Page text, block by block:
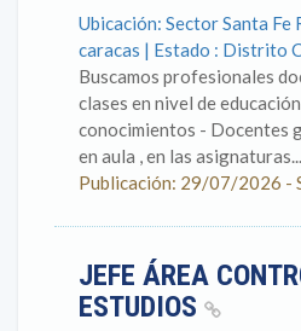
Ubicación: Sector Santa Fe
caracas | Estado : Distrito
Buscamos profesionales
clases en nivel de
conocimientos - Docentes
en aula , en las asignaturas...
Publicación: 29/07/2026 -
JEFE ÁREA
ESTUDIOS